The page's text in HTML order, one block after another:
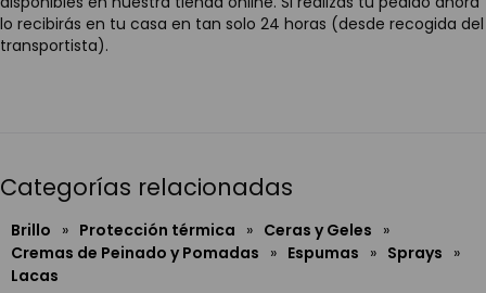
lo recibirás en tu casa en tan solo 24 horas (desde recogida del
transportista).
Categorías relacionadas
Brillo » Protección térmica » Ceras y Geles »
Cremas de Peinado y Pomadas » Espumas » Sprays »
Lacas